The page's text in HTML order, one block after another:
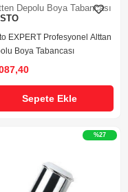
Depolu Boya Tabancası
EXPERT Profesyonel Alttan
Boya Tabancası
Sepete Ekle
%27